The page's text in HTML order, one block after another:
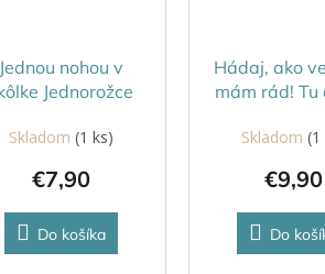
Jednou nohou v
Jednorožce
pre malé deti 4+
Skladom (1 ks)
€7,90
Do košíka
Hádaj, ako
mám rád! Tu
Skladom (1
€9,90
Do